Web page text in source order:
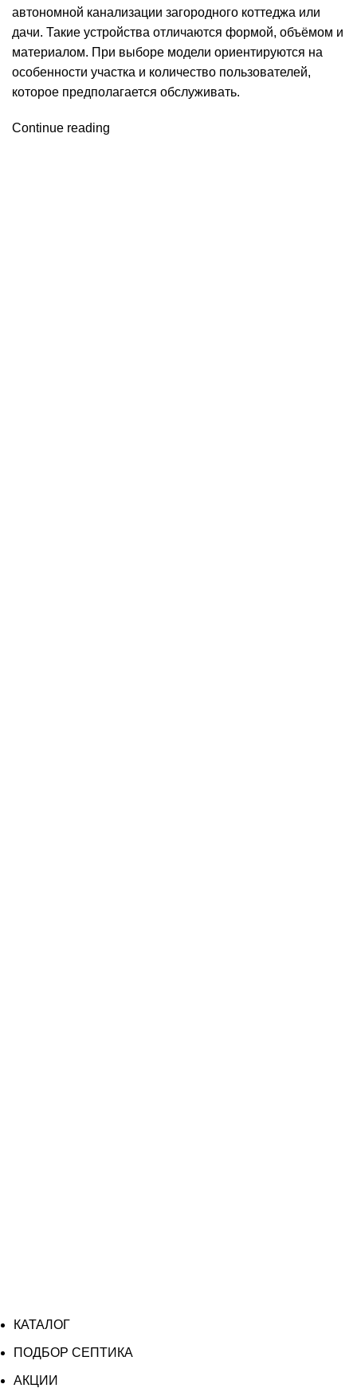
автономной канализации загородного коттеджа или
дачи. Такие устройства отличаются формой, объёмом и
материалом. При выборе модели ориентируются на
особенности участка и количество пользователей,
которое предполагается обслуживать.
Continue reading
КАТАЛОГ
ПОДБОР СЕПТИКА
АКЦИИ